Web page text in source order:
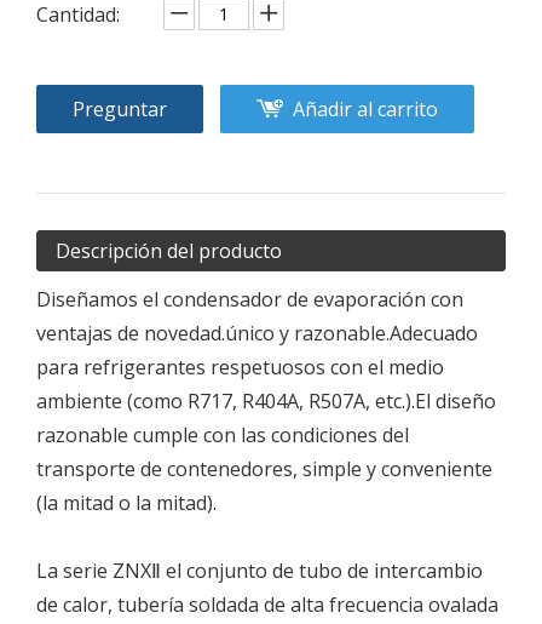
Cantidad:
Preguntar Añadir al carrito
Descripción del producto
Diseñamos el condensador de evaporación con
ventajas de novedad.único y razonable.Adecuado
para refrigerantes respetuosos con el medio
ambiente (como R717, R404A, R507A, etc.).El diseño
razonable cumple con las condiciones del
transporte de contenedores, simple y conveniente
(la mitad o la mitad).
La serie ZNXⅡ el conjunto de tubo de intercambio
de calor, tubería soldada de alta frecuencia ovalada